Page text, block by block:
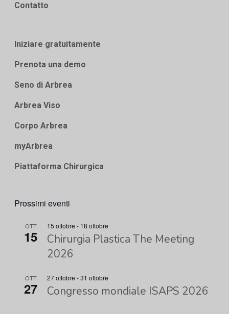
Contatto
Iniziare gratuitamente
Prenota una demo
Seno di Arbrea
Arbrea Viso
Corpo Arbrea
myArbrea
Piattaforma Chirurgica
Prossimi eventi
OTT
15
15 ottobre - 18 ottobre
Chirurgia Plastica The Meeting
2026
OTT
27
27 ottobre -31 ottobre
Congresso mondiale ISAPS 2026